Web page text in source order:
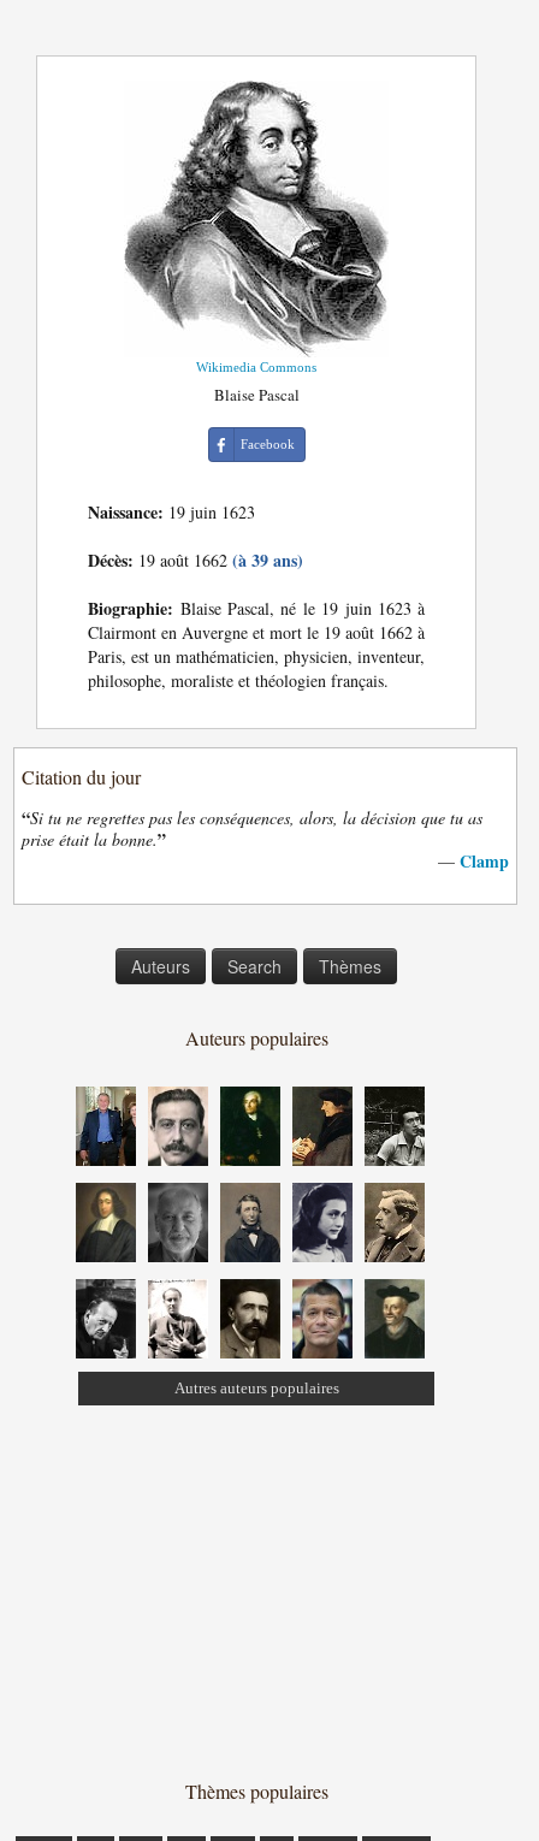
Wikimedia Commons
Blaise Pascal
Facebook
Naissance: 19 juin 1623
Décès: 19 août 1662(à 39 ans)
Biographie: Blaise Pascal, né le 19 juin 1623 à
Clairmont en Auvergne et mort le 19 août 1662 à
Paris, est un mathématicien, physicien, inventeur,
philosophe, moraliste et théologien français.
Citation du jour
“Si tu ne regrettes pas les conséquences, alors, la décision que tu as
prise était la bonne.”
— Clamp
Auteurs Search Thèmes
Auteurs populaires
Autres auteurs populaires
Thèmes populaires